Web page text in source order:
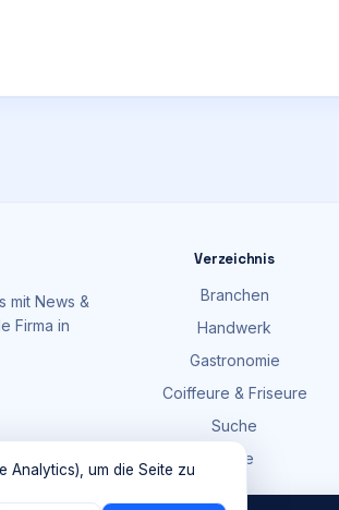
mit News &
Firma in
Verzeichnis
Branchen
Handwerk
Gastronomie
Coiffeure & Friseure
Suche
Karte
Analytics), um die Seite zu